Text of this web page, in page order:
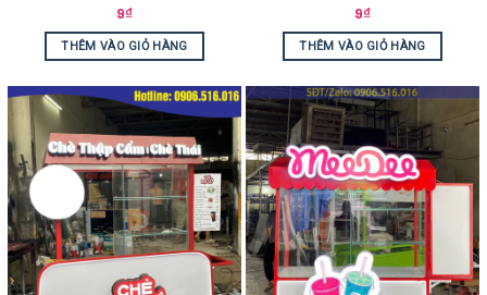
9₫
THÊM VÀO GIỎ HÀNG
9₫
THÊM VÀO GIỎ HÀNG